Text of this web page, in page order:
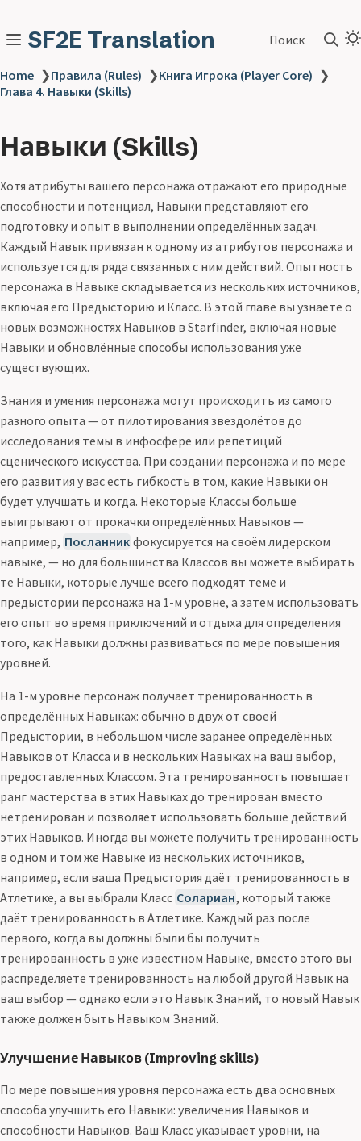
SF2E Translation Поиск
Home ❯Правила (Rules) ❯Книга Игрока (Player Core) ❯
Глава 4. Навыки (Skills)
Навыки (Skills)
Хотя атрибуты вашего персонажа отражают его природные
способности и потенциал, Навыки представляют его
подготовку и опыт в выполнении определённых задач.
Каждый Навык привязан к одному из атрибутов персонажа и
используется для ряда связанных с ним действий. Опытность
персонажа в Навыке складывается из нескольких источников,
включая его Предысторию и Класс. В этой главе вы узнаете о
новых возможностях Навыков в Starfinder, включая новые
Навыки и обновлённые способы использования уже
существующих.
Знания и умения персонажа могут происходить из самого
разного опыта — от пилотирования звездолётов до
исследования темы в инфосфере или репетиций
сценического искусства. При создании персонажа и по мере
его развития у вас есть гибкость в том, какие Навыки он
будет улучшать и когда. Некоторые Классы больше
выигрывают от прокачки определённых Навыков —
например, Посланник фокусируется на своём лидерском
навыке, — но для большинства Классов вы можете выбирать
те Навыки, которые лучше всего подходят теме и
предыстории персонажа на 1-м уровне, а затем использовать
его опыт во время приключений и отдыха для определения
того, как Навыки должны развиваться по мере повышения
уровней.
На 1-м уровне персонаж получает тренированность в
определённых Навыках: обычно в двух от своей
Предыстории, в небольшом числе заранее определённых
Навыков от Класса и в нескольких Навыках на ваш выбор,
предоставленных Классом. Эта тренированность повышает
ранг мастерства в этих Навыках до тренирован вместо
нетренирован и позволяет использовать больше действий
этих Навыков. Иногда вы можете получить тренированность
в одном и том же Навыке из нескольких источников,
например, если ваша Предыстория даёт тренированность в
Атлетике, а вы выбрали Класс Солариан, который также
даёт тренированность в Атлетике. Каждый раз после
первого, когда вы должны были бы получить
тренированность в уже известном Навыке, вместо этого вы
распределяете тренированность на любой другой Навык на
ваш выбор — однако если это Навык Знаний, то новый Навык
также должен быть Навыком Знаний.
Улучшение Навыков (Improving skills)
По мере повышения уровня персонажа есть два основных
способа улучшить его Навыки: увеличения Навыков и
способности Навыков. Ваш Класс указывает уровни, на